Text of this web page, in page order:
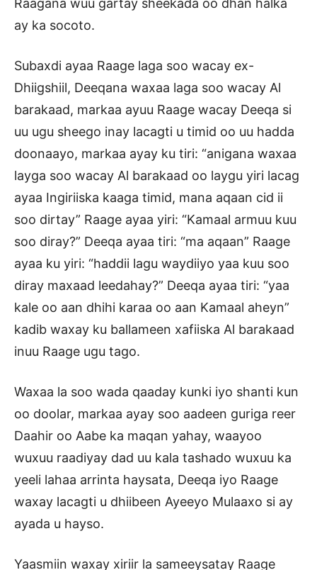
Raagana wuu gartay sheekada oo dhan halka
ay ka socoto.
Subaxdi ayaa Raage laga soo wacay ex-
Dhiigshiil, Deeqana waxaa laga soo wacay Al
barakaad, markaa ayuu Raage wacay Deeqa si
uu ugu sheego inay lacagti u timid oo uu hadda
doonaayo, markaa ayay ku tiri: “anigana waxaa
layga soo wacay Al barakaad oo laygu yiri lacag
ayaa Ingiriiska kaaga timid, mana aqaan cid ii
soo dirtay” Raage ayaa yiri: “Kamaal armuu kuu
soo diray?” Deeqa ayaa tiri: “ma aqaan” Raage
ayaa ku yiri: “haddii lagu waydiiyo yaa kuu soo
diray maxaad leedahay?” Deeqa ayaa tiri: “yaa
kale oo aan dhihi karaa oo aan Kamaal aheyn”
kadib waxay ku ballameen xafiiska Al barakaad
inuu Raage ugu tago.
Waxaa la soo wada qaaday kunki iyo shanti kun
oo doolar, markaa ayay soo aadeen guriga reer
Daahir oo Aabe ka maqan yahay, waayoo
wuxuu raadiyay dad uu kala tashado wuxuu ka
yeeli lahaa arrinta haysata, Deeqa iyo Raage
waxay lacagti u dhiibeen Ayeeyo Mulaaxo si ay
ayada u hayso.
Yaasmiin waxay xiriir la sameeysatay Raage